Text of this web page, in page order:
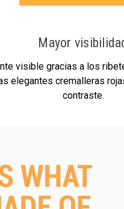
Mayor
visible gracias a los
elegantes cremalleras
contraste.